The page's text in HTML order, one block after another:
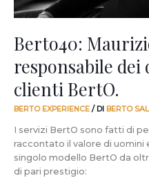
Berto40:
responsabile
clienti BertO.
BERTO EXPERIENCE / DI BERTO
I servizi BertO sono fatti di
raccontato il valore di uomini
singolo modello BertO da
di pari prestigio:
BertO.